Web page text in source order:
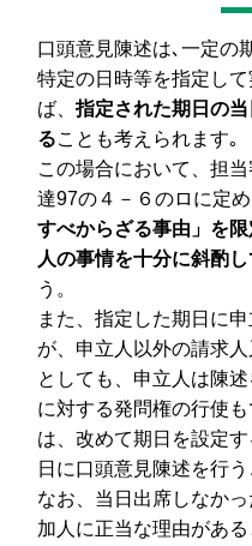
口頭意見陳述は､一定の
特定の日時等を指定し
ば、指定された期日の
ることも考えられます｡
この場合において、担
達97の４－６のロに定め
すべからざる事由」を
人の事情を十分に斜酌
う。
また、指定した期日に
が、申立人以外の請求
としても、申立人は陳
に対する発問権の行使
は、改めて期日を設定
日に口頭意見陳述を行う
なお、当日出席しなか
加人に正当な理由があ